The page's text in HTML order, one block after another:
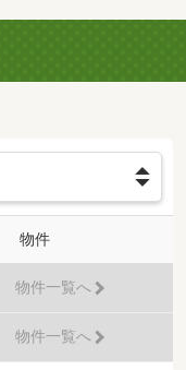
物件
物件一覧へ
物件一覧へ